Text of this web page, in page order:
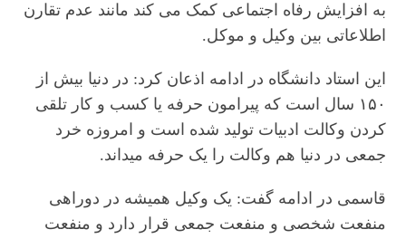
به افزایش رفاه اجتماعی کمک می کند مانند عدم تقارن
اطلاعاتی بین وکیل و موکل.
این استاد دانشگاه در ادامه اذعان کرد: در دنیا بیش از
۱۵۰ سال است که پیرامون حرفه یا کسب و کار تلقی
کردن وکالت ادبیات تولید شده است و امروزه خرد
جمعی در دنیا هم وکالت را یک حرفه میداند.
قاسمی در ادامه گفت: یک وکیل همیشه در دوراهی
منفعت شخصی و منفعت جمعی قرار دارد و منفعت